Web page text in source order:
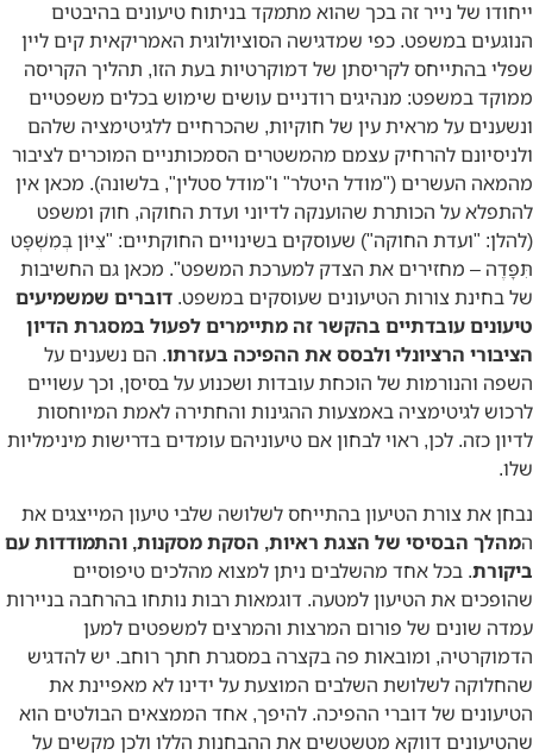
ייחודו של נייר זה בכך שהוא מתמקד בניתוח טיעונים בהיבטים
הנוגעים במשפט. כפי שמדגישה הסוציולוגית האמריקאית קים ליין
שפלי בהתייחס לקריסתן של דמוקרטיות בעת הזו, תהליך הקריסה
ממוקד במשפט: מנהיגים רודניים עושים שימוש בכלים משפטיים
ונשענים על מראית עין של חוקיות, שהכרחיים ללגיטימציה שלהם
ולניסיונם להרחיק עצמם מהמשטרים הסמכותניים המוכרים לציבור
מהמאה העשרים ("מודל היטלר" ו"מודל סטלין", בלשונה). מכאן אין
להתפלא על הכותרת שהוענקה לדיוני ועדת החוקה, חוק ומשפט
(להלן: "ועדת החוקה") שעוסקים בשינויים החוקתיים: "צִיּוֹן בְּמִשְׁפָּט
תִּפָּדֶה – מחזירים את הצדק למערכת המשפט". מכאן גם החשיבות
של בחינת צורות הטיעונים שעוסקים במשפט. דוברים שמשמיעים
טיעונים עובדתיים בהקשר זה מתיימרים לפעול במסגרת הדיון
הציבורי הרציונלי ולבסס את ההפיכה בעזרתו. הם נשענים על
השפה והנורמות של הוכחת עובדות ושכנוע על בסיסן, וכך עשויים
לרכוש לגיטימציה באמצעות ההגינות והחתירה לאמת המיוחסות
לדיון כזה. לכן, ראוי לבחון אם טיעוניהם עומדים בדרישות מינימליות
שלו.
נבחן את צורת הטיעון בהתייחס לשלושה שלבי טיעון המייצגים את
המהלך הבסיסי של הצגת ראיות, הסקת מסקנות, והתמודדות עם
ביקורת. בכל אחד מהשלבים ניתן למצוא מהלכים טיפוסיים
שהופכים את הטיעון למטעה. דוגמאות רבות נותחו בהרחבה בניירות
עמדה שונים של פורום המרצות והמרצים למשפטים למען
הדמוקרטיה, ומובאות פה בקצרה במסגרת חתך רוחב. יש להדגיש
שהחלוקה לשלושת השלבים המוצעת על ידינו לא מאפיינת את
הטיעונים של דוברי ההפיכה. להיפך, אחד הממצאים הבולטים הוא
שהטיעונים דווקא מטשטשים את ההבחנות הללו ולכן מקשים על